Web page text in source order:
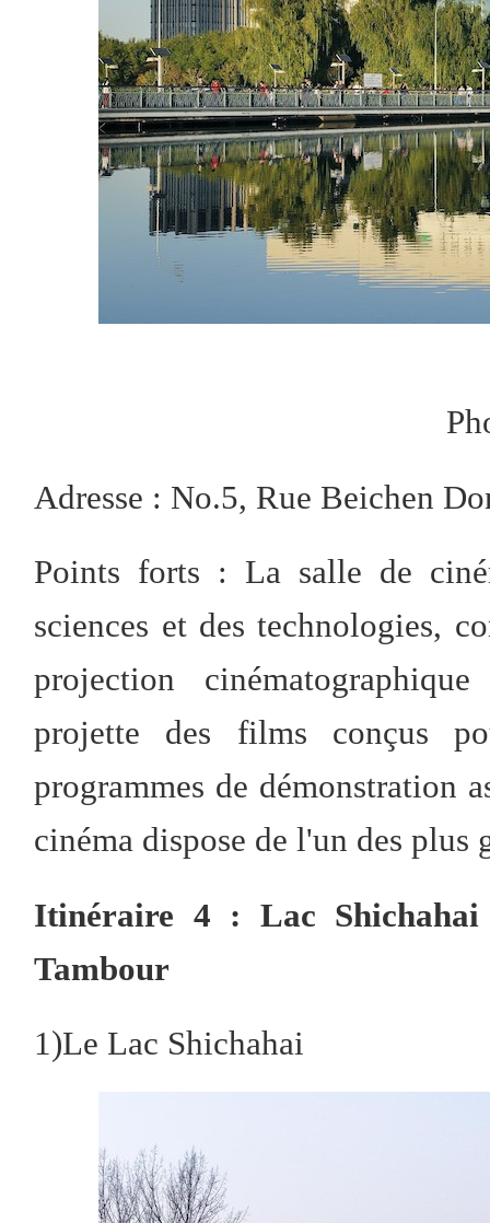
Adresse : No.5, Rue Beichen
Points forts : La salle de
sciences et des technologies,
projection
projette des films conçus
programmes de démonstration
cinéma dispose de l'un des plus
Itinéraire 4 : Lac
Tambour
1)Le Lac Shichahai